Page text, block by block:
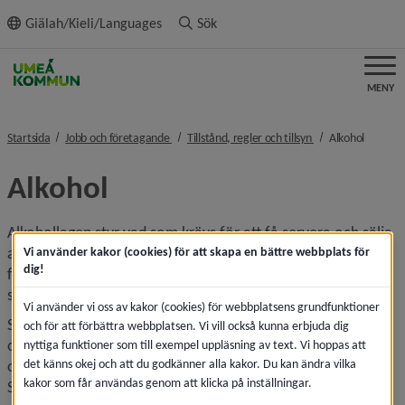
innehållet
Giälah/Kieli/Languages Sök
MENY
Startsida Jobb och företagande nivå i brödsmulenavigeringen
Tillstånd, regler och tillsyn nivå i
Alkoholnivå i
Alkohol
Alkohollagen styr vad som krävs för att få servera och sälja
alkoholdrycker. Lagen är en social skyddslag och har till
främsta syfte att begränsa alkoholens negativa
skadeverkningar.
Servering av alkoholdrycker får endast ske i sådan
omfattning och i sådana former att skador eller brister i
ordning och nykterhet på serveringsstället inte uppstår.
Som ett särskilt skydd för unga finns åldersgränsen 18 år.
Vi använder kakor (cookies) för att skapa en bättre webbplats för
dig!
Vi använder vi oss av kakor (cookies) för webbplatsens grundfunktioner
och för att förbättra webbplatsen. Vi vill också kunna erbjuda dig
nyttiga funktioner som till exempel uppläsning av text. Vi hoppas att
det känns okej och att du godkänner alla kakor. Du kan ändra vilka
kakor som får användas genom att klicka på inställningar.